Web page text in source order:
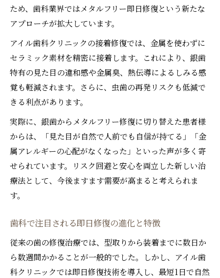
歯科で銀歯のリスクを避ける最新技術
金属アレルギー対策に歯科の新提案
歯科でできる銀歯リスク回避のポイント
歯科のメタルフリー治療が安全な理由とは
歯科で選ばれる銀歯以外の治療法を解説
美しさと安全性を両立した即日修復体験
歯科で体験する即日修復の魅力と手順
歯科の即日修復が美しさと安全を支える理
由
歯科で受ける即日修復の流れとポイント
歯科のメタルフリー即日修復の体験談紹介
ため、歯科業界ではメタルフリー即日修復という新たな
アプローチが拡大しています。
アイル歯科クリニックの接着修復では、金属を使わずに
セラミック素材を精密に接着します。これにより、銀歯
特有の見た目の違和感や金属臭、熱伝導によるしみる感
覚も軽減されます。さらに、虫歯の再発リスクも低減で
きる利点があります。
実際に、銀歯からメタルフリー修復に切り替えた患者様
からは、「見た目が自然で人前でも自信が持てる」「金
属アレルギーの心配がなくなった」といった声が多く寄
せられています。リスク回避と安心を両立した新しい治
療法として、今後ますます需要が高まると考えられま
す。
歯科で注目される即日修復の進化と特徴
従来の歯の修復治療では、型取りから装着までに数日か
ら数週間かかることが一般的でした。しかし、アイル歯
科クリニックでは即日修復技術を導入し、最短1日で自然